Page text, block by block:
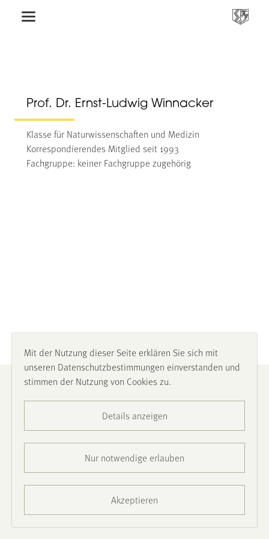
Prof. Dr. Ernst-Ludwig Winnacker
Klasse für Naturwissenschaften und Medizin
Korrespondierendes Mitglied seit 1993
Fachgruppe: keiner Fachgruppe zugehörig
Impressum
Presse
Mit der Nutzung dieser Seite erklären Sie sich mit
unseren Datenschutzbestimmungen einverstanden und
stimmen der Nutzung von Cookies zu.
Details anzeigen
Nur notwendige erlauben
Akzeptieren